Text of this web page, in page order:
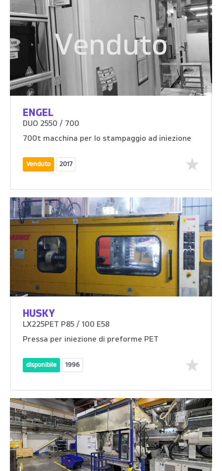
Venduto
ENGEL
DUO 2550 / 700
700t macchina per lo stampaggio ad iniezione
Venduto 2017
HUSKY
LX225PET P85 / 100 E58
Pressa per iniezione di preforme PET
disponibile 1996